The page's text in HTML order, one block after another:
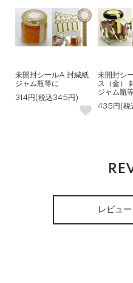
未開封シールA 封緘紙
ジャム瓶等に
314円(税込345円)
未開封シ
ス（金）
ジャム瓶
435円(税
レビュ